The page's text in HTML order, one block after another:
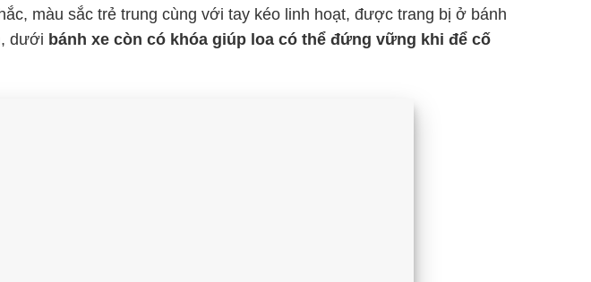
màu sắc trẻ trung cùng với tay kéo linh hoạt, được trang bị ở bánh
dưới bánh xe còn có khóa giúp loa có thể đứng vững khi để cố